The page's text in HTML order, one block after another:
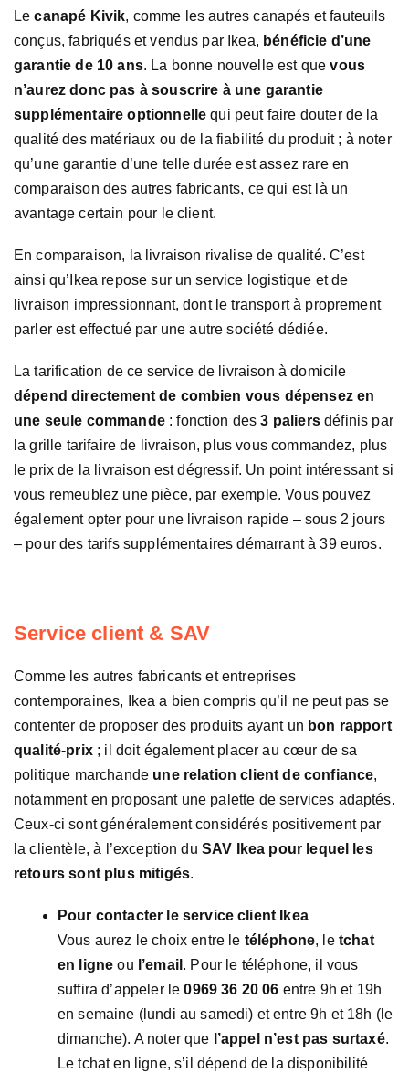
Lecanapé Kivik, comme les autres canapés et fauteuils
conçus, fabriqués et vendus par Ikea, bénéficie d’une
garantie de 10 ans. La bonne nouvelle est quevous
n’aurez donc pas à souscrire à une garantie
supplémentaire optionnelle qui peut faire douter de la
qualité des matériaux ou de la fiabilité du produit ; à noter
qu’une garantie d’une telle durée est assez rare en
comparaison des autres fabricants, ce qui est là un
avantage certain pour le client.
En comparaison, la livraison rivalise de qualité. C’est
ainsi qu’Ikea repose sur un service logistique et de
livraison impressionnant, dont le transport à proprement
parler est effectué par une autre société dédiée.
La tarification de ce service de livraison à domicile
dépend directement de combien vous dépensez en
une seule commande: fonction des3 paliersdéfinis par
la grille tarifaire de livraison, plus vous commandez, plus
le prix de la livraison est dégressif. Un point intéressant si
vous remeublez une pièce, par exemple. Vous pouvez
également opter pour une livraison rapide – sous 2 jours
– pour des tarifs supplémentaires démarrant à 39 euros.
Service client & SAV
Comme les autres fabricants et entreprises
contemporaines, Ikea a bien compris qu’il ne peut pas se
contenter de proposer des produits ayant un bon rapport
qualité-prix ; il doit également placer au cœur de sa
politique marchande une relation client de confiance,
notamment en proposant une palette de services adaptés.
Ceux-ci sont généralement considérés positivement par
la clientèle, à l’exception du SAV Ikea pour lequel les
retours sont plus mitigés.
Pour contacter le service client Ikea
Vous aurez le choix entre le téléphone, letchat
en ligne ou l’email . Pour le téléphone, il vous
suffira d’appeler le0969 36 20 06 entre 9h et 19h
en semaine (lundi au samedi) et entre 9h et 18h (le
dimanche). A noter que l’appel n’est pas surtaxé.
Le tchat en ligne, s’il dépend de la disponibilité